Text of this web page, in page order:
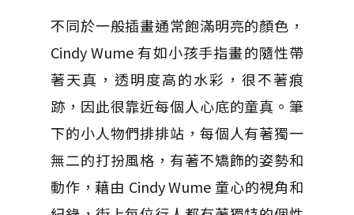
不同於一般插畫通常飽滿明亮的顏色，
Cindy Wume 有如小孩手指畫的隨性帶
著天真，透明度高的水彩，很不著痕
跡，因此很靠近每個人心底的童真。筆
下的小人物們排排站，每個人有著獨一
無二的打扮風格，有著不矯飾的姿勢和
動作，藉由 Cindy Wume 童心的視角和